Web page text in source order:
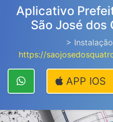
Aplicativo
São José dos
>
https://
APP IOS